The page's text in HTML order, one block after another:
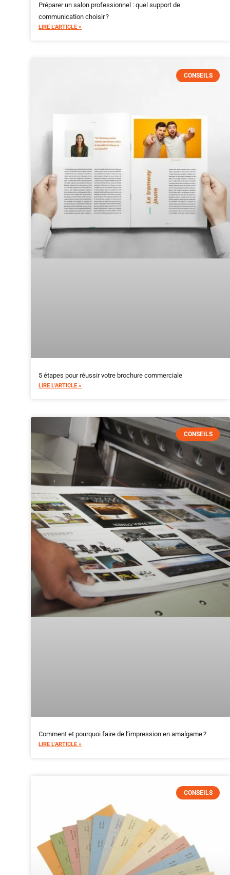
Préparer un salon professionnel : quel support de
communication choisir ?
LIRE L'ARTICLE »
CONSEILS
5 étapes pour réussir votre brochure commerciale
LIRE L'ARTICLE »
CONSEILS
Comment et pourquoi faire de l’impression en amalgame ?
LIRE L'ARTICLE »
CONSEILS